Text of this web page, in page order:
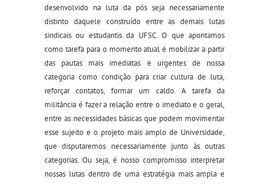
desenvolvido na luta da pós seja necessariamente
distinto daquele construído entre as demais lutas
sindicais ou estudantis da UFSC. O que apontamos
como tarefa para o momento atual é mobilizar a partir
das pautas mais imediatas e urgentes de nossa
categoria como condição para criar cultura de luta,
reforçar contatos, formar um caldo. A tarefa da
militância é fazer a relação entre o imediato e o geral,
entre as necessidades básicas que podem movimentar
esse sujeito e o projeto mais amplo de Universidade,
que disputaremos necessariamente junto às outras
categorias. Ou seja, é nosso compromisso interpretar
nossas lutas dentro de uma estratégia mais ampla e